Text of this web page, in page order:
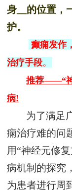
身__的位置，
护。
癫痫发作
治疗手段。
推荐——“神
病!
为了满足
痫治疗难的问
用“神经元修
病机制的探究
为患者进行周